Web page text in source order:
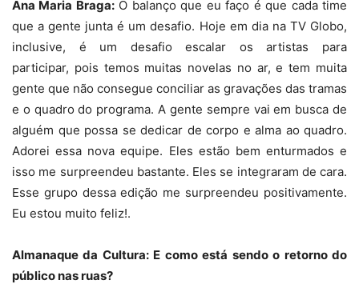
Ana Maria Braga:O balanço que eu faço é que cada time
que a gente junta é um desafio. Hoje em dia na TV Globo,
inclusive, é um desafio escalar os artistas para
participar, pois temos muitas novelas no ar, e tem muita
gente que não consegue conciliar as gravações das tramas
e o quadro do programa. A gente sempre vai em busca de
alguém que possa se dedicar de corpo e alma ao quadro.
Adorei essa nova equipe. Eles estão bem enturmados e
isso me surpreendeu bastante. Eles se integraram de cara.
Esse grupo dessa edição me surpreendeu positivamente.
Eu estou muito feliz!.
Almanaque da Cultura: E como está sendo o retorno do
público nas ruas?